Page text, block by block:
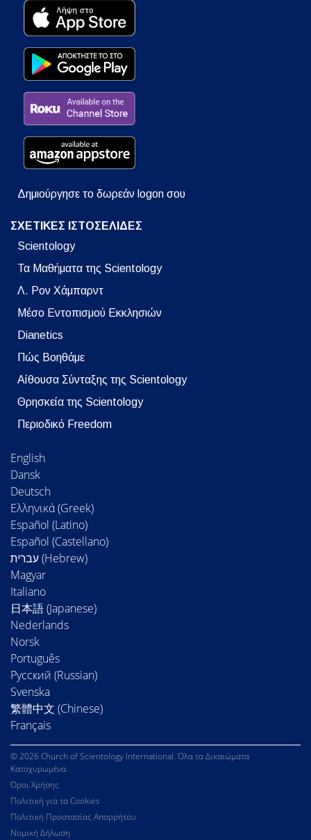
Δημιούργησε το δωρεάν logon σου
ΣΧΕΤΙΚΕΣ ΙΣΤΟΣΕΛΙΔΕΣ
Scientology
Τα Μαθήματα της Scientology
Λ. Ρον Χάμπαρντ
Μέσο Εντοπισμού Εκκλησιών
Dianetics
Πώς Βοηθάμε
Αίθουσα Σύνταξης της Scientology
Θρησκεία της Scientology
Περιοδικό Freedom
English
Dansk
Deutsch
Ελληνικά (Greek)
Español (Latino)
Español (Castellano)
Magyar
Italiano
日本語 (Japanese)
Nederlands
Norsk
Português
Русский (Russian)
Svenska
繁體中文 (Chinese)
Français
© 2026 Church of Scientology International. Όλα τα Δικαιώματα
Κατοχυρωμένα.
Όροι Χρήσης
Πολιτική για τα Cookies
Πολιτική Προστασίας Απορρήτου
Νομική Δήλωση